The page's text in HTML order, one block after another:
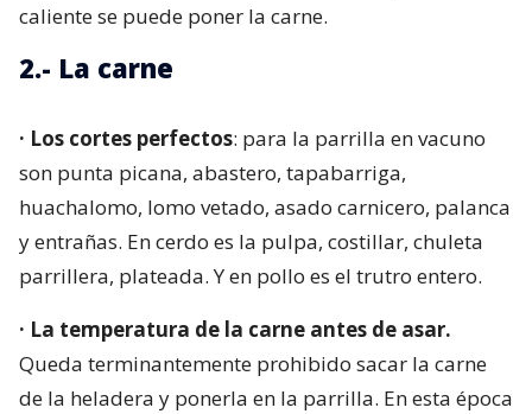
caliente se puede poner la carne.
2.- La carne
· Los cortes perfectos: para la parrilla en vacuno
son punta picana, abastero, tapabarriga,
huachalomo, lomo vetado, asado carnicero, palanca
y entrañas. En cerdo es la pulpa, costillar, chuleta
parrillera, plateada. Y en pollo es el trutro entero.
· La temperatura de la carne antes de asar.
Queda terminantemente prohibido sacar la carne
de la heladera y ponerla en la parrilla. En esta época